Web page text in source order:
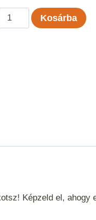
Kartopu
Kosárba
Képzeld el,